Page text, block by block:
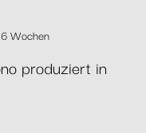
Wochen
produziert in